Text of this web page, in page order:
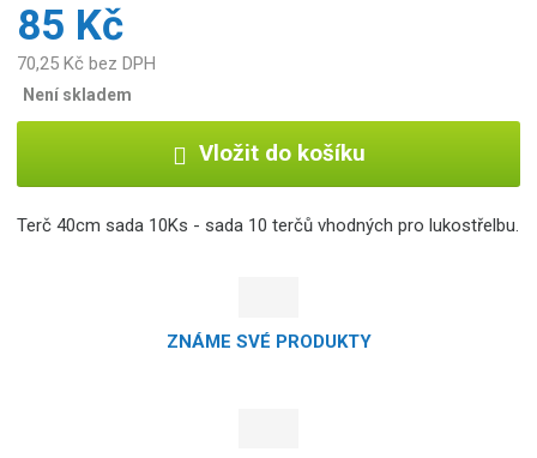
85 Kč
70,25 Kč bez DPH
Není skladem
Vložit do košíku
Terč 40cm sada 10Ks - sada 10 terčů vhodných pro lukostřelbu.
ZNÁME SVÉ PRODUKTY